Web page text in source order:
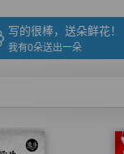
写的很棒，送朵鲜花！
我有0朵送出一朵